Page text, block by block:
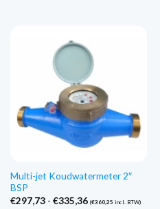
Multi-jet Koudwatermeter 2″
BSP
€297,73 - €335,36Prijsklasse:
(€360,25 incl. BTW)